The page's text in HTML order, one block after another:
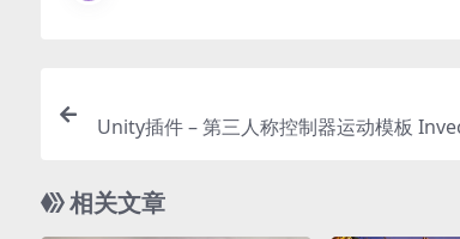
Unity插件 – 第三人称控制器运动模板
相关文章